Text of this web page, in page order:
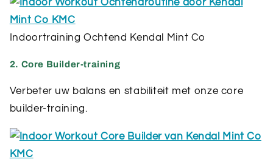
Indoortraining Ochtend Kendal Mint Co
2. Core Builder-training
Verbeter uw balans en stabiliteit met onze core
builder-training.